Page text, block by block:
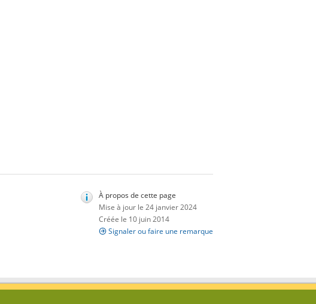
À propos de cette page
Mise à jour le 24 janvier 2024
Créée le 10 juin 2014
Signaler ou faire une remarque